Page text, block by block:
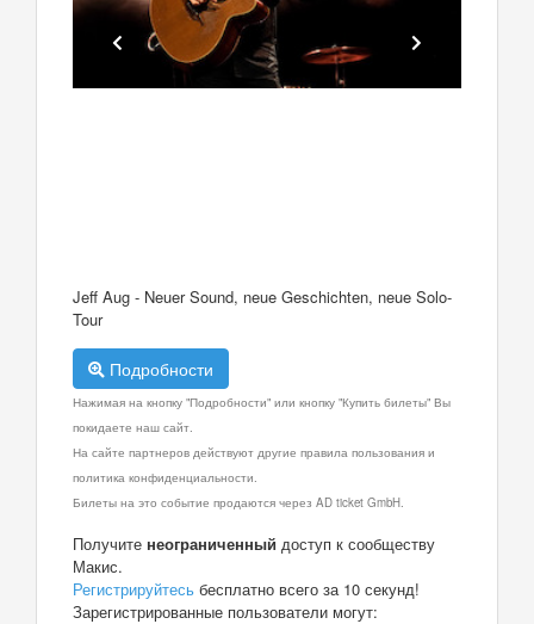
Jeff Aug - Neuer Sound, neue Geschichten, neue Solo-
Tour
Подробности
Нажимая на кнопку "Подробности" или кнопку "Купить билеты" Вы
покидаете наш сайт.
На сайте партнеров действуют другие правила пользования и
политика конфиденциальности.
Билеты на это событие продаются через AD ticket GmbH.
Получите неограниченный доступ к сообществу
Макис.
Регистрируйтесь бесплатно всего за 10 секунд!
Зарегистрированные пользователи могут: